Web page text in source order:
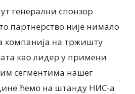
генерални спонзор
партнерство није нимало
компанија на тржишту
као лидер у примени
сегментима нашег
ћемо на штанду НИС-а